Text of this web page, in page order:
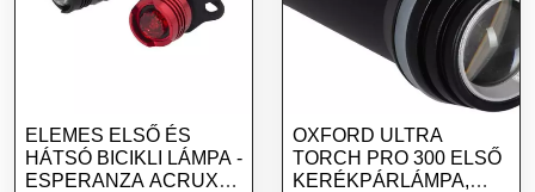
ELEMES ELSŐ ÉS
HÁTSÓ BICIKLI LÁMPA -
ESPERANZA ACRUX
OXFORD ULTRA
TORCH PRO 300 ELSŐ
KERÉKPÁRLÁMPA,